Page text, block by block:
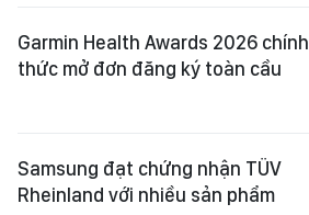
Garmin Health Awards 2026 chính
thức mở đơn đăng ký toàn cầu
Samsung đạt chứng nhận TÜV
Rheinland với nhiều sản phẩm